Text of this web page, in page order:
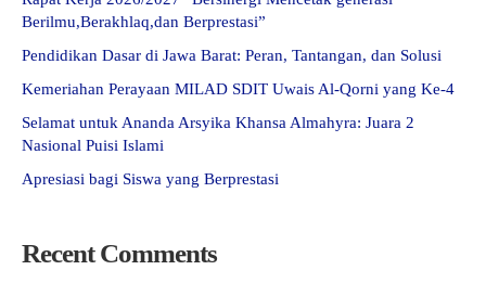
Berilmu,Berakhlaq,dan Berprestasi”
Pendidikan Dasar di Jawa Barat: Peran, Tantangan, dan Solusi
Kemeriahan Perayaan MILAD SDIT Uwais Al-Qorni yang Ke-4
Selamat untuk Ananda Arsyika Khansa Almahyra: Juara 2
Nasional Puisi Islami
Apresiasi bagi Siswa yang Berprestasi
Recent Comments